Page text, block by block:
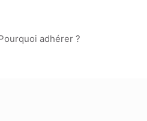
adhérer ?